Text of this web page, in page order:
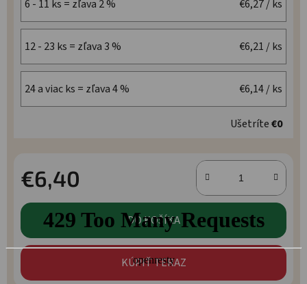
6 - 11 ks = zľava 2 % €6,27/ ks
12 - 23 ks = zľava 3 % €6,21 / ks
24 a viac ks = zľava 4 % €6,14/ ks
Ušetríte€0
€6,40
Jednotková cena:
DO KOŠÍKA
KÚPIŤ TERAZ